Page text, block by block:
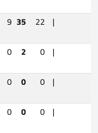
9 35 22 |
0 2 0 |
0 0 0 |
0 0 0 |